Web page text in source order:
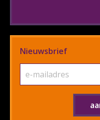
Nieuwsbrief